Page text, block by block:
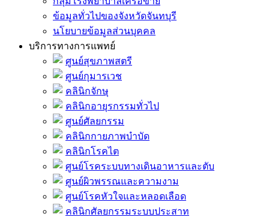
ข้อมูลทั่วไปของจังหวัดจันทบุรี
นโยบายข้อมูลส่วนบุคคล
บริการทางการแพทย์
ศูนย์สุขภาพสตรี
ศูนย์กุมารเวช
คลินิกจักษุ
คลินิกอายุรกรรมทั่วไป
ศูนย์ศัลยกรรม
คลินิกกายภาพบำบัด
คลินิกโรคไต
ศูนย์โรคระบบทางเดินอาหารและตับ
ศูนย์ผิวพรรณและความงาม
ศูนย์โรคหัวใจและหลอดเลือด
คลินิกศัลยกรรมระบบประสาท